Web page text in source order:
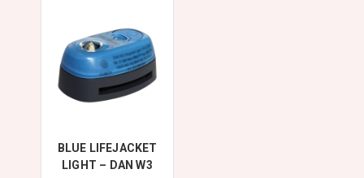
BLUE LIFEJACKET
LIGHT – DAN W3